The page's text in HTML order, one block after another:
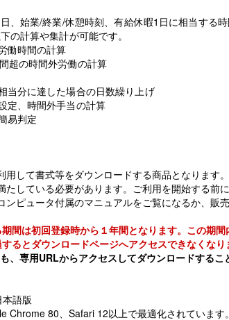
、始業/終業/休憩時刻、有給休暇1日に相当する
の計算や集計が可能です。
働時間の計算
超の時間外労働の計算
当分に達した場合の日数繰り上げ
定、時間外手当の計算
易判定
用して書式等をダウンロードする商品となります
たしている必要があります。ご利用を開始する前
ンピュータ付属のマニュアルをご覧になるか、販
間は初回登録時から１年間となります。この期間
るとダウンロードページへアクセスできなくなり
、専用URLからアクセスしてダウンロードするこ
語版
Chrome 80、Safari 12以上で最適化されています。